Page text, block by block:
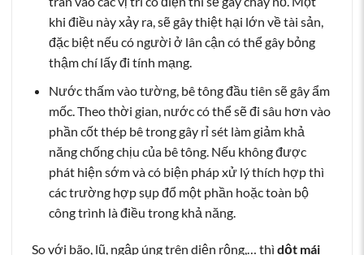
khi điều này xảy ra, sẽ gây thiệt hại lớn về tài sản,
đặc biệt nếu có người ở lân cận có thể gây bỏng
thậm chí lấy đi tính mạng.
Nước thấm vào tường, bê tông đầu tiên sẽ gây ẩm
mốc. Theo thời gian, nước có thể sẽ đi sâu hơn vào
phần cốt thép bê trong gây rỉ sét làm giảm khả
năng chống chịu của bê tông. Nếu không được
phát hiện sớm và có biện pháp xử lý thích hợp thì
các trường hợp sụp đổ một phần hoặc toàn bộ
công trình là điều trong khả năng.
So với bão, lũ, ngập úng trên diện rộng,… thì dột mái